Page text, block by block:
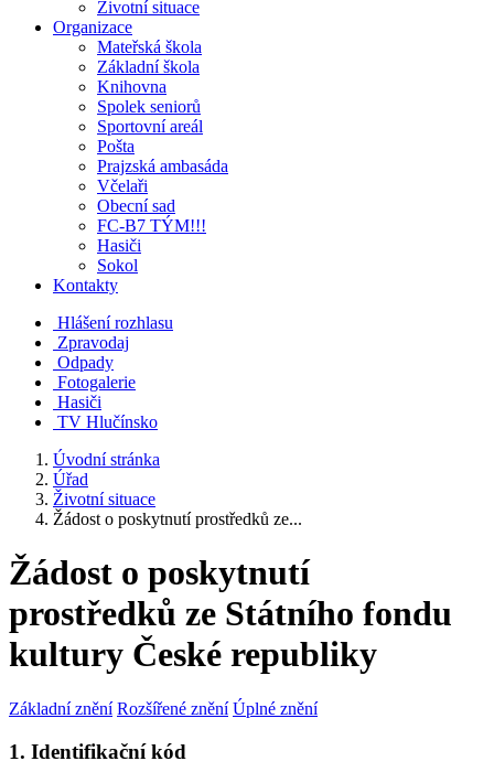
Životní situace
Organizace
Mateřská škola
Základní škola
Knihovna
Spolek seniorů
Sportovní areál
Pošta
Prajzská ambasáda
Včelaři
Obecní sad
FC-B7 TÝM!!!
Hasiči
Sokol
Kontakty
Hlášení rozhlasu
Zpravodaj
Odpady
Fotogalerie
Hasiči
TV Hlučínsko
Úvodní stránka
Úřad
Životní situace
Žádost o poskytnutí prostředků ze...
Žádost o poskytnutí
prostředků ze Státního fondu
kultury České republiky
Základní znění Rozšířené znění Úplné znění
1. Identifikační kód